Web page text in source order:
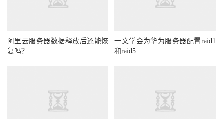
阿里云服务器数据释放后还能恢
复吗？
一文学会为华为服务器配置raid1
和raid5